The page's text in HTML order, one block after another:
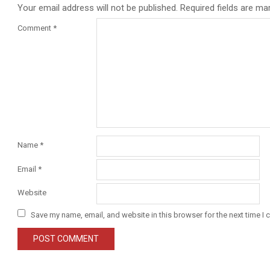
Your email address will not be published. Required fields are
Comment *
Name *
Email *
Website
Save my name, email, and website in this browser for the next time I